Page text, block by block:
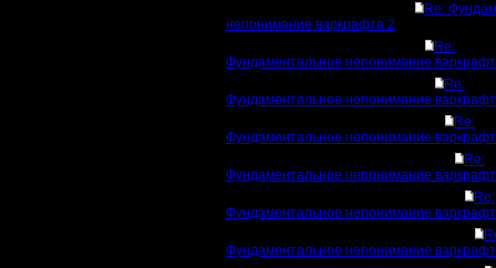
Re:
непонимание варкрафта 2
Re:
Фундаментальное непонимание
Re:
Фундаментальное непонимание
Re:
Фундаментальное непонимание
Re:
Фундаментальное непонимание
Re:
Фундаментальное непонимание
Фундаментальное непонимание